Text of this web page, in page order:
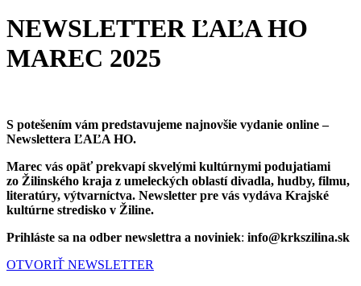
NEWSLETTER ĽAĽA HO
MAREC 2025
S potešením vám predstavujeme najnovšie vydanie online –
Newslettera ĽAĽA HO.
Marec vás opäť prekvapí skvelými kultúrnymi podujatiami
zo Žilinského kraja z umeleckých oblastí divadla, hudby, filmu,
literatúry, výtvarníctva. Newsletter pre vás vydáva Krajské
kultúrne stredisko v Žiline.
Prihláste sa na odber newslettra a noviniek: info@krkszilina.sk
OTVORIŤ NEWSLETTER